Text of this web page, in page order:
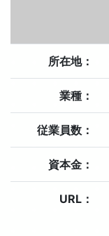
所在地：
業種：
従業員数：
資本金：
URL：